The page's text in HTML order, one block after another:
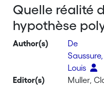
Quelle réalité
hypothèse
Author(s)
De
Saussure,
Louis
Editor(s)
Muller,